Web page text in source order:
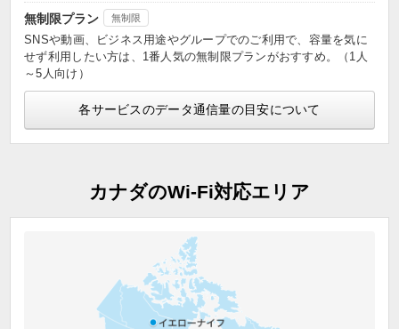
無制限プラン 無制限
SNSや動画、ビジネス用途やグループでのご利用で、容量を気に
せず利用したい方は、1番人気の無制限プランがおすすめ。（1人
～5人向け）
各サービスのデータ通信量の目安について
カナダのWi-Fi対応エリア